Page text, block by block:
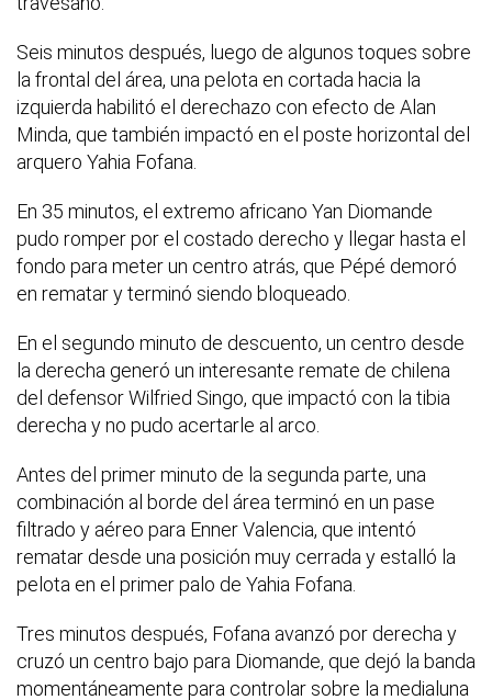
Seis minutos después, luego de algunos toques sobre
la frontal del área, una pelota en cortada hacia la
izquierda habilitó el derechazo con efecto de Alan
Minda, que también impactó en el poste horizontal del
arquero Yahia Fofana.
En 35 minutos, el extremo africano Yan Diomande
pudo romper por el costado derecho y llegar hasta el
fondo para meter un centro atrás, que Pépé demoró
en rematar y terminó siendo bloqueado.
En el segundo minuto de descuento, un centro desde
la derecha generó un interesante remate de chilena
del defensor Wilfried Singo, que impactó con la tibia
derecha y no pudo acertarle al arco.
Antes del primer minuto de la segunda parte, una
combinación al borde del área terminó en un pase
filtrado y aéreo para Enner Valencia, que intentó
rematar desde una posición muy cerrada y estalló la
pelota en el primer palo de Yahia Fofana.
Tres minutos después, Fofana avanzó por derecha y
cruzó un centro bajo para Diomande, que dejó la banda
momentáneamente para controlar sobre la medialuna